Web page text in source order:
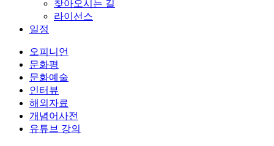
찾아오시는 길
라이선스
일정
오피니언
문화평
문화예술
인터뷰
해외자료
개념어사전
유튜브 강의